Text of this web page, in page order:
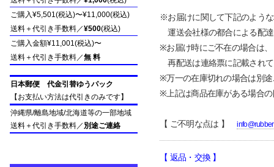
※お届けに関して下記のよう
運送会社様の都合による配
※お届け時にご不在の場合は
再配送は連絡票に記載され
※万一の在庫切れの場合は別
※上記は商品在庫がある場合
【 ご不明な点は 】
【 返品・交換 】
ご購入¥5,501(税込)〜¥11,000(税込)
送料＋代引き手数料／¥500(税込)
ご購入金額¥11,001(税込)〜
送料＋代引き手数料／無 料
日本郵便 代金引替ゆうパック
【お支払い方法は代引きのみです】
沖縄県/離島地域/北海道等の一部地域
送料＋代引き手数料／ 別途ご連絡